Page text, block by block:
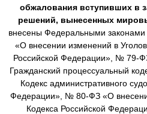
обжалования вступивших в
решений, вынесенных
внесены Федеральными
«О внесении изменений в
Российской Федерации», № 79-
Гражданский процессуальный
Кодекс административного
Федерации», № 80-ФЗ «О
Кодекса Российской